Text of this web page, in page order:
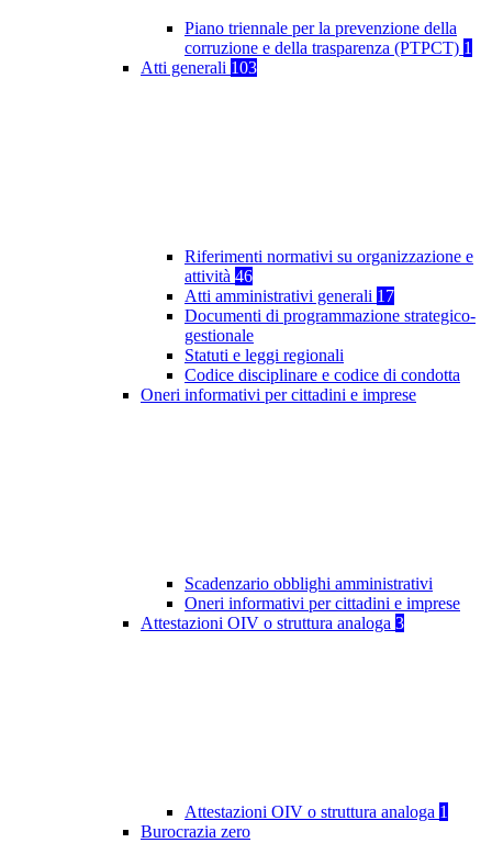
Piano triennale per la prevenzione della
corruzione e della trasparenza (PTPCT) 1
Atti generali 103
Riferimenti normativi su organizzazione e
attività 46
Atti amministrativi generali 17
Documenti di programmazione strategico-
gestionale
Statuti e leggi regionali
Codice disciplinare e codice di condotta
Oneri informativi per cittadini e imprese
Scadenzario obblighi amministrativi
Oneri informativi per cittadini e imprese
Attestazioni OIV o struttura analoga 3
Attestazioni OIV o struttura analoga 1
Burocrazia zero